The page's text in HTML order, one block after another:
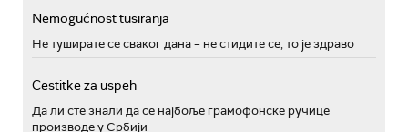
Nemogućnost tusiranja
Не туширате се сваког дана – не стидите се, то је здраво
Cestitke za uspeh
Да ли сте знали да се најбоље грамофонске ручице
производе у Србији